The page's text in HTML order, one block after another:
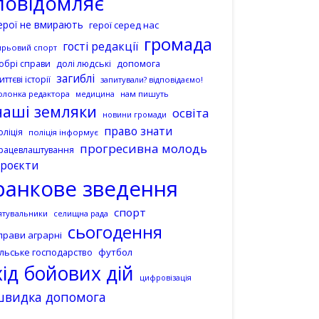
не вмирають герої серед нас
спорт гості редакції громада
справи долі людські допомога
історії загиблі запитували? відповідаємо!
редактора
медицина нам пишуть
земляки новини громади освіта
поліція інформує право знати
прогресивна молодь
зведення
селищна рада спорт
аграрні сьогодення
господарство футбол
бойових дій цифровізація
допомога